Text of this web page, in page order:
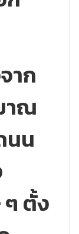
าก
าณ
นน
ๆ ตั้ง